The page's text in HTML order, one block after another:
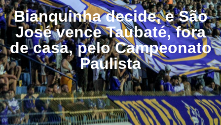
Bianquinha decide, e São
José vence Taubaté, fora
de casa, pelo Campeonato
Paulista